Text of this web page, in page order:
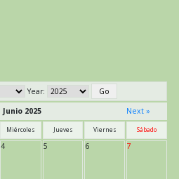
Year:
Junio 2025 Next »
Miércoles Jueves Viernes Sábado
4 5 6 7